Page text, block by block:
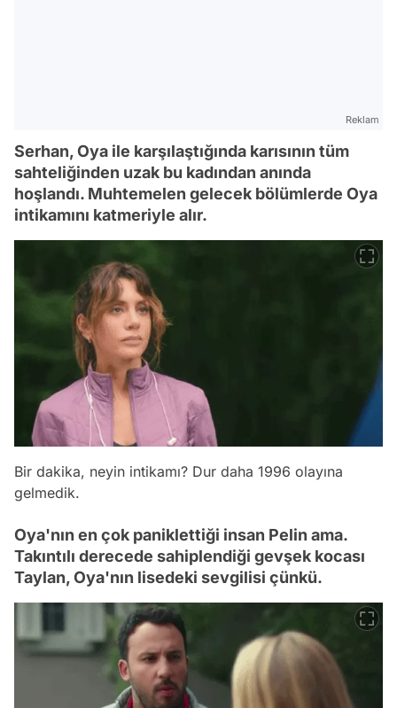
Reklam
Serhan, Oya ile karşılaştığında karısının tüm
sahteliğinden uzak bu kadından anında
hoşlandı. Muhtemelen gelecek bölümlerde Oya
intikamını katmeriyle alır.
Bir dakika, neyin intikamı? Dur daha 1996 olayına
gelmedik.
Oya'nın en çok paniklettiği insan Pelin ama.
Takıntılı derecede sahiplendiği gevşek kocası
Taylan, Oya'nın lisedeki sevgilisi çünkü.